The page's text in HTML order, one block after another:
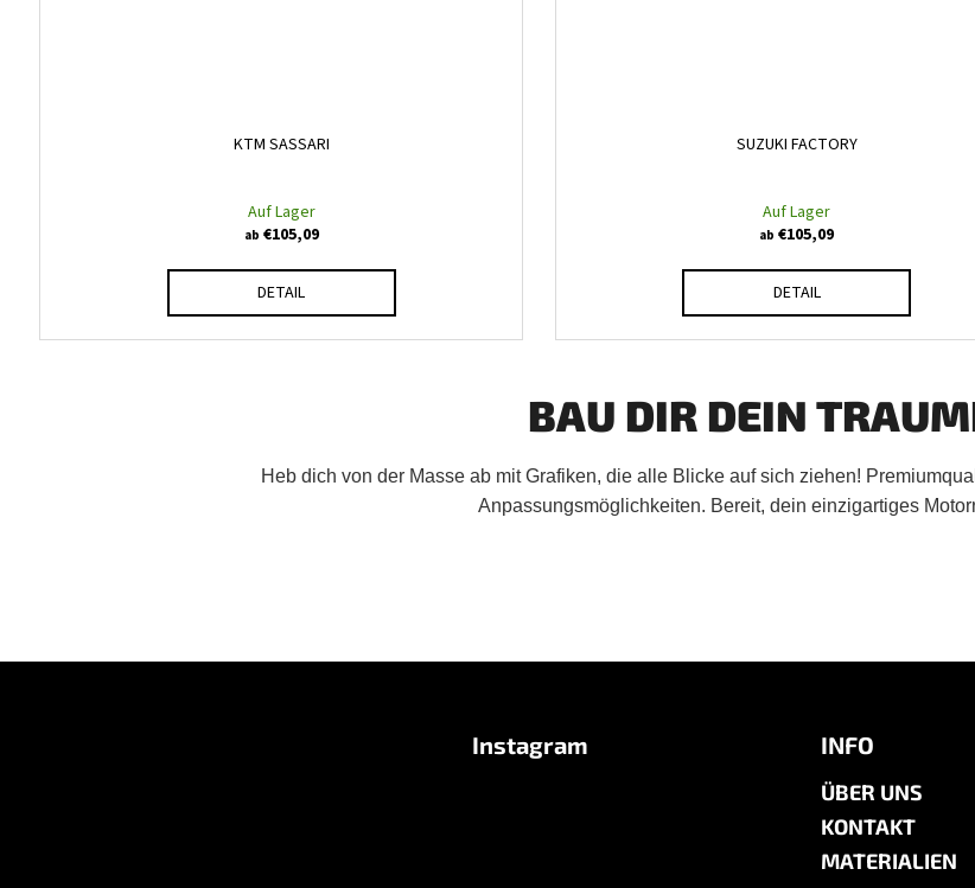
KTM SASSARI
Auf Lager
ab €105,09
DETAIL
SUZUKI FACTORY
Auf Lager
ab €105,09
DETAIL
BAU DIR DEIN
Heb dich von der Masse ab mit Grafiken, die alle Blicke auf sich ziehen!
Anpassungsmöglichkeiten. Bereit, dein einzigartiges
Instagram INFO
ÜBER UNS
KONTAKT
MATERIALIEN